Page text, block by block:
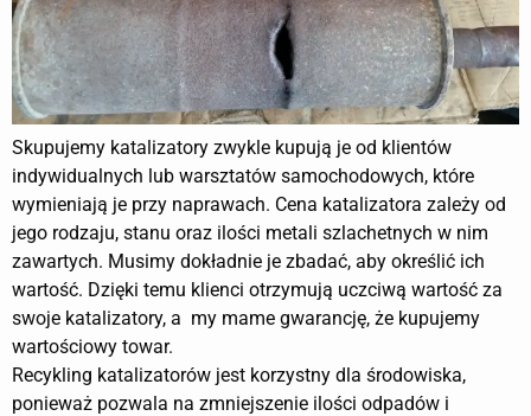
Skupujemy katalizatory zwykle kupują je od klientów
indywidualnych lub warsztatów samochodowych, które
wymieniają je przy naprawach. Cena katalizatora zależy od
jego rodzaju, stanu oraz ilości metali szlachetnych w nim
zawartych. Musimy dokładnie je zbadać, aby określić ich
wartość. Dzięki temu klienci otrzymują uczciwą wartość za
swoje katalizatory, a my mame gwarancję, że kupujemy
wartościowy towar.
Recykling katalizatorów jest korzystny dla środowiska,
ponieważ pozwala na zmniejszenie ilości odpadów i